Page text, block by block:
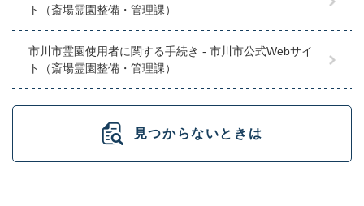
ト（斎場霊園整備・管理課）
市川市霊園使用者に関する手続き - 市川市公式Webサイ
ト（斎場霊園整備・管理課）
見つからないときは